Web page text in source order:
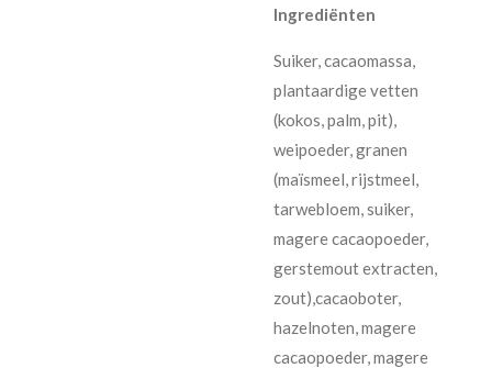
Ingrediënten
Suiker, cacaomassa,
plantaardige vetten
(kokos, palm, pit),
weipoeder, granen
(maïsmeel, rijstmeel,
tarwebloem, suiker,
magere cacaopoeder,
gerstemout extracten,
zout),cacaoboter,
hazelnoten, magere
cacaopoeder, magere